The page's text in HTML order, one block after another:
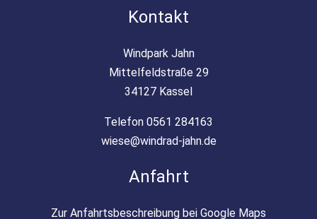
Kontakt
Windpark Jahn
Mittelfeldstraße 29
34127 Kassel
Telefon 0561 284163
wiese@windrad-jahn.de
Anfahrt
Zur Anfahrtsbeschreibung bei Google Maps